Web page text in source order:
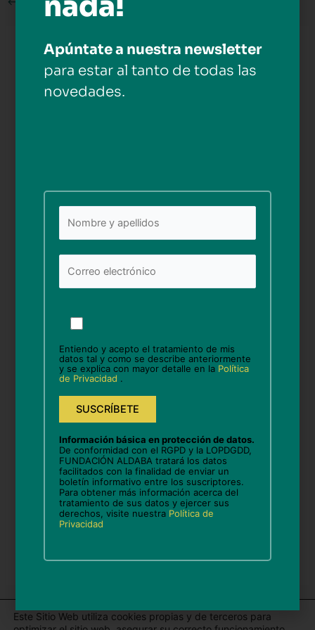
Deja una respuesta
Los campos obligatorios están marcados con
Correo
electrónico*
Guarda mi nombre, correo electrónico y web en
este navegador para la próxima vez que comente.
Este Sitio Web utiliza cookies propias y de terceros para
Apúntate a nuestra newsletter
para estar al tanto de todas las
novedades.
favor,
este
campo
vacío.
Entiendo y acepto el tratamiento de mis
datos tal y como se describe anteriormente
y se explica con mayor detalle en la Política
de Privacidad .
Información básica en protección de datos.
De conformidad con el RGPD y la LOPDGDD,
FUNDACIÓN ALDABA tratará los datos
facilitados con la finalidad de enviar un
boletín informativo entre los suscriptores.
Para obtener más información acerca del
tratamiento de sus datos y ejercer sus
derechos, visite nuestra Política de
Privacidad